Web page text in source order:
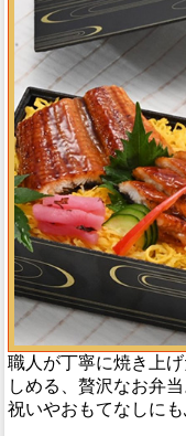
職人が丁寧に焼き上
しめる、贅沢なお弁
祝いやおもてなしに